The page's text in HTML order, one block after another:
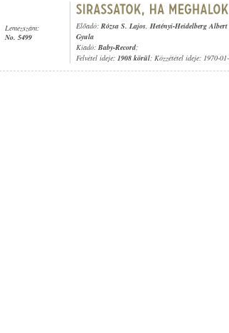
Lemezszám:
No. 5499
Előadó: Rózsa S. Lajos, Hetényi-Heidelberg
Gyula
Kiadó: Baby-Record;
Felvétel ideje: 1908 körül; Közzététel ideje: 1970-